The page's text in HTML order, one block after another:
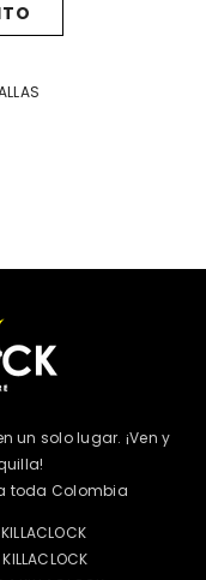
un solo lugar. ¡Ven y
toda Colombia